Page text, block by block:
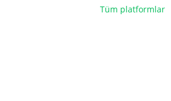
Tüm platformlar